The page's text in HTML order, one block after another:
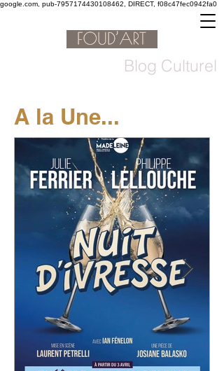
google.com, pub-7957174430108462, DIRECT, f08c47fec0942fa0
Blog Culturel
A la Une...